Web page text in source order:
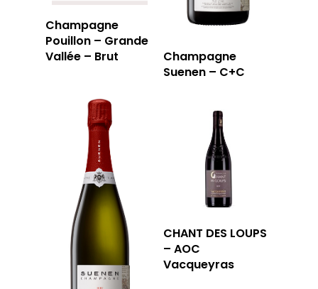
Champagne
Pouillon – Grande
Vallée – Brut
Champagne
Suenen – C+C
CHANT DES LOUPS
– AOC
Vacqueyras